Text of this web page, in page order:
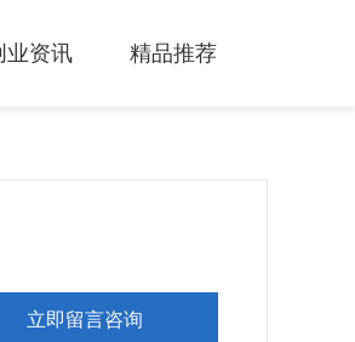
业资讯 精品推荐
立即留言咨询